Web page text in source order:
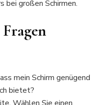
bei großen Schirmen.
mein Schirm genügend
bietet?